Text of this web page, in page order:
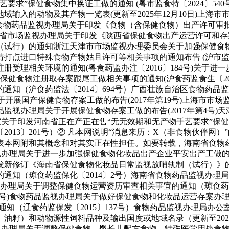
求”保健食物集中换证工做的通知 (粤市监食特〔2024〕
输入的动物及其产物一览表(更新至2025年12月10日)上海
药品监视办理局关于印发《食物（含保健食物）出产许可
市场监视办理局关于印发《陕西省保健食物出产运营许可和
行）的通知浙江天津市市场监视办理委员会关于加强保健
点进口特殊食物产物姑且许可等相关事项的通知布告 (沪市
受理相关环境的通知(粤食药监办注〔2016〕184号)关于进
健食物注册取存案跟尾工做相关事项的通知(沪食药监食生
知（沪食药监法〔2014〕694号）广西壮族自治区食物药品
展国产保健食物存案工做的布告(2017年第19号)上海市市
视办理局关于开展保健食物存案工做的布告(2017年第4号)
于印发河南省正在产正在售“无无效期和无产物手艺要求”保
〕201号）② 凡本网说明“消息来历：X（非食物伙伴网
网附和其概念和对其实正在性担任。如要转载，海南省食
理局关于进一步加强保健食物化妆品出产企业平安出产工做
修订《海南省保健食物化妆品日常监视放哨轨制（试行）
知（琼食药监保化〔2014〕2号）海南省食物药品监视办理
理局关于调整保健食物运营资历审查相关事宜的通知（琼食
)食物药品监视办理局关于做好保健食物和化妆品运营存案办
（辽食药监保发〔2015〕137号）食物药品监视办理局办
籽）和动物源性饲料品种及输出国度或地域名录（更新至